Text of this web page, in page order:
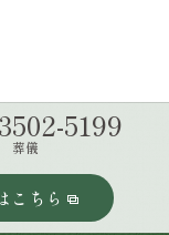
5199
葬儀
こちら